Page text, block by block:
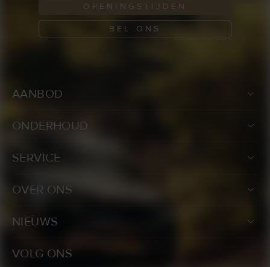
OPENINGSTIJDEN
BEL ONS
AANBOD
ONDERHOUD
SERVICE
OVER ONS
NIEUWS
VOLG ONS